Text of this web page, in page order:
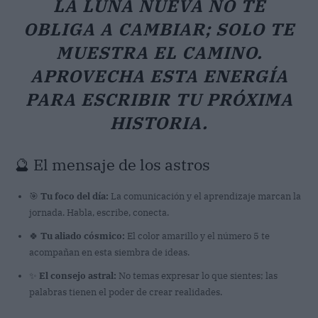
LA LUNA NUEVA NO TE
OBLIGA A CAMBIAR; SOLO TE
MUESTRA EL CAMINO.
APROVECHA ESTA ENERGÍA
PARA ESCRIBIR TU PRÓXIMA
HISTORIA.
🔮 El mensaje de los astros
🎯 Tu foco del día: La comunicación y el aprendizaje marcan la
jornada. Habla, escribe, conecta.
🍀 Tu aliado cósmico: El color amarillo y el número 5 te
acompañan en esta siembra de ideas.
El consejo astral: No temas expresar lo que sientes; las
palabras tienen el poder de crear realidades.